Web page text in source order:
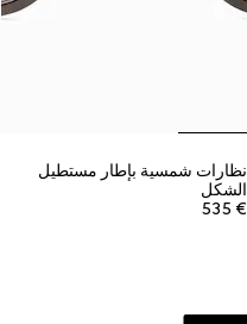
نظارات شمسية بإطار مستطيل
الشكل
€ 535